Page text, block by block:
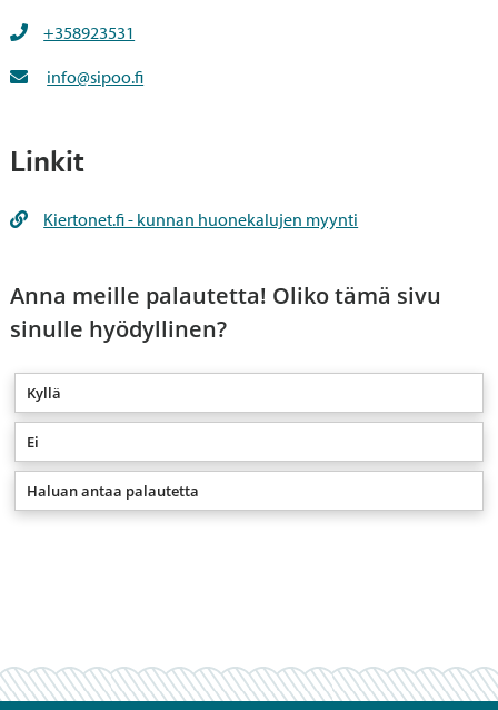
+358923531
info@sipoo.fi
Linkit
Kiertonet.fi - kunnan huonekalujen myynti
Anna meille palautetta! Oliko tämä sivu
sinulle hyödyllinen?
Kyllä
Ei
Haluan antaa palautetta